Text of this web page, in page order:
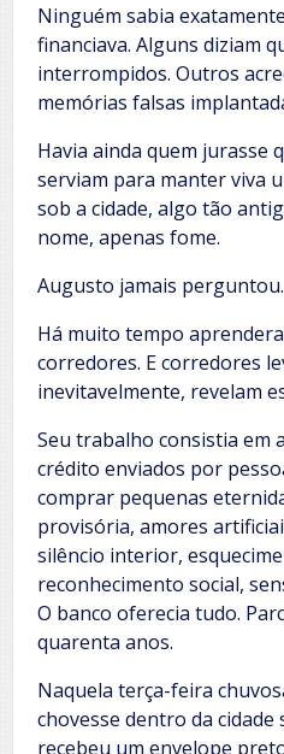
Ninguém sabia
financiava. Alguns diziam
interrompidos. Outros
memórias falsas
Havia ainda quem jurasse
serviam para manter viva
sob a cidade, algo tão
nome, apenas fome.
Augusto jamais perguntou.
Há muito tempo
corredores. E corredores
inevitavelmente, revelam
Seu trabalho consistia em
crédito enviados por
comprar pequenas
provisória, amores
silêncio interior,
reconhecimento social,
O banco oferecia tudo.
quarenta anos.
Naquela terça-feira
chovesse dentro da
recebeu um envelope